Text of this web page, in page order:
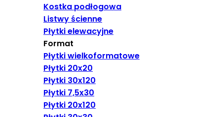
Kostka podłogowa
Listwy ścienne
Płytki elewacyjne
Format
Płytki wielkoformatowe
Płytki 20x20
Płytki 30x120
Płytki 7,5x30
Płytki 20x120